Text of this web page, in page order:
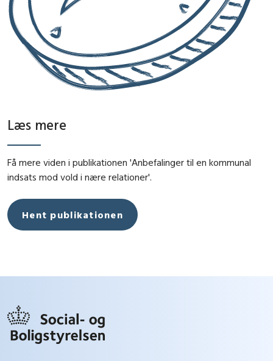
Læs mere
Få mere viden i publikationen 'Anbefalinger til en kommunal
indsats mod vold i nære relationer'.
Hent publikationen